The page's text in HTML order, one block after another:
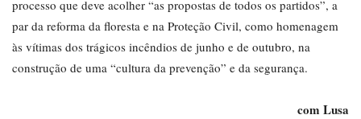
processo que deve acolher “as propostas de todos os partidos”, a
par da reforma da floresta e na Proteção Civil, como homenagem
às vítimas dos trágicos incêndios de junho e de outubro, na
construção de uma “cultura da prevenção” e da segurança.
com Lusa